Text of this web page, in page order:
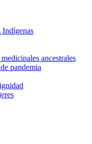
Indígenas
ancestrales
pandemia